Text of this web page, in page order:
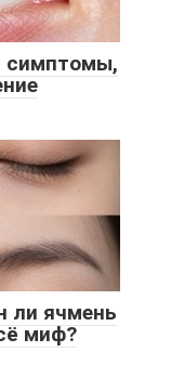
симптомы,
ли ячмень
миф?